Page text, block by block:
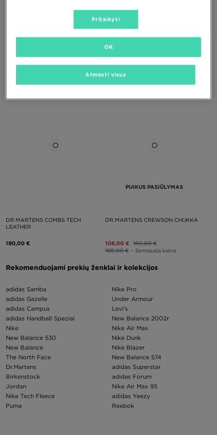
230,00 € 200,00 €
DR.MARTENS COMBS TECH
LEATHER
190,00 €
PUIKUS PASIŪLYMAS
DR.MARTENS CREWSON CHUKKA
108,00 € 180,00 €
180,00 € – žemiausia kaina
Rekomenduojami prekių ženklai ir kolekcijos
adidas Samba
adidas Gazelle
adidas Campus
adidas Handball Spezial
Nike
New Balance 530
New Balance
The North Face
Dr.Martens
Birkenstock
Jordan
Nike Tech Fleece
Puma
Nike Pro
Under Armour
Levi's
New Balance 2002r
Nike Air Max
Nike Dunk
Nike Blazer
New Balance 574
adidas Superstar
adidas Forum
Nike Air Max 95
adidas Yeezy
Reebok
Pritaikyti
Atmesti visus
OK